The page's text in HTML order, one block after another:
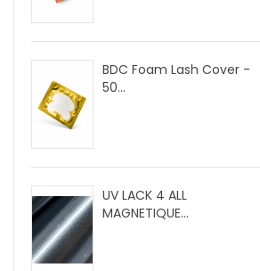
BDC Foam Lash Cover -
50...
UV LACK 4 ALL
MAGNETIQUE...